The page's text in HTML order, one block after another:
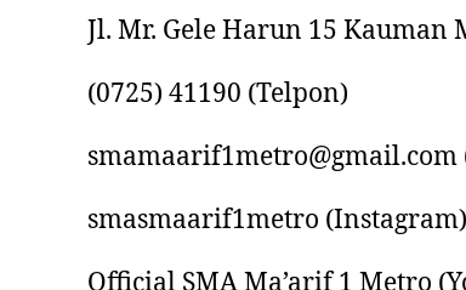
Jl. Mr. Gele Harun 15 Kauman
(0725) 41190 (Telpon)
smamaarif1metro@gmail.com
smasmaarif1metro (Instagram)